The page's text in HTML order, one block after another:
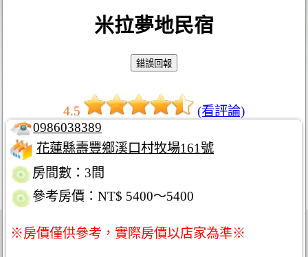
米拉夢地民宿
4.5
(看評論)
0986038389
花蓮縣壽豐鄉溪口村牧場161號
房間數：3間
參考房價：NT$ 5400～5400
※房價僅供參考，實際房價以店家為準※